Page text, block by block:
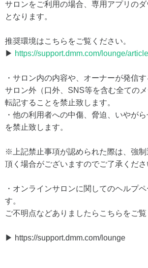
サロンをご利用の場合、専用アプリの
となります。
推奨環境はこちらをご覧ください。
▶ https://support.dmm.com/lounge/
・サロン内の内容や、オーナーが発信す
サロン外（口外、SNS等を含む全ての
転記することを禁止致します。
・他の利用者への中傷、脅迫、いやが
を禁止致します。
※上記禁止事項が認められた際は、強制
頂く場合がございますのでご了承くださ
・オンラインサロンに関してのヘルプ
す。
ご不明点などありましたらこちらをご覧
▶ https://support.dmm.com/lounge